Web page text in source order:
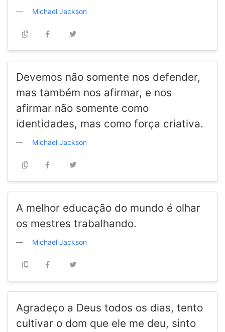
Michael Jackson
Devemos não somente nos defender,
mas também nos afirmar, e nos
afirmar não somente como
identidades, mas como força criativa.
Michael Jackson
A melhor educação do mundo é olhar
os mestres trabalhando.
Michael Jackson
Agradeço a Deus todos os dias, tento
cultivar o dom que ele me deu, sinto